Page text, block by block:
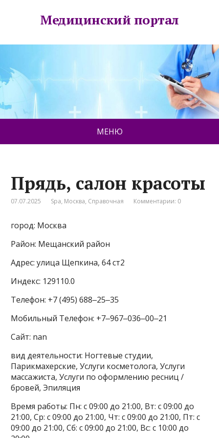
Медицинский портал
МЕНЮ
Прядь, салон красоты
07.07.2025 Spa, Москва, Справочная Комментарии: 0
город: Москва
Район: Мещанский район
Адрес: улица Щепкина, 64 ст2
Индекс: 129110.0
Телефон: +7 (495) 688‒25‒35
Мобильный Телефон: +7‒967‒036‒00‒21
Сайт: nan
вид деятельности: Ногтевые студии,
Парикмахерские, Услуги косметолога, Услуги
массажиста, Услуги по оформлению ресниц /
бровей, Эпиляция
Время работы: Пн: с 09:00 до 21:00, Вт: с 09:00 до
21:00, Ср: с 09:00 до 21:00, Чт: с 09:00 до 21:00, Пт: с
09:00 до 21:00, Сб: с 09:00 до 21:00, Вс: с 10:00 до